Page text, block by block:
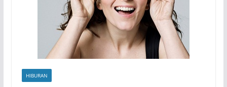
HIBURAN